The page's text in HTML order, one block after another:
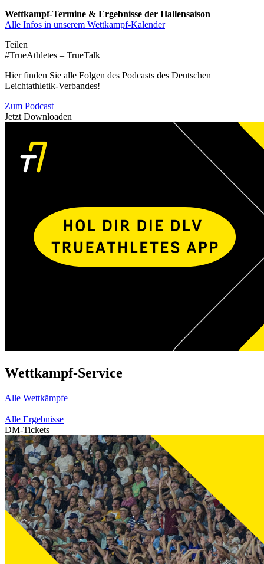
Wettkampf-Termine & Ergebnisse der Hallensaison
Alle Infos in unserem Wettkampf-Kalender
Teilen
#TrueAthletes – TrueTalk
Hier finden Sie alle Folgen des Podcasts des Deutschen
Leichtathletik-Verbandes!
Zum Podcast
Jetzt Downloaden
Wettkampf-Service
Alle Wettkämpfe
Alle Ergebnisse
DM-Tickets